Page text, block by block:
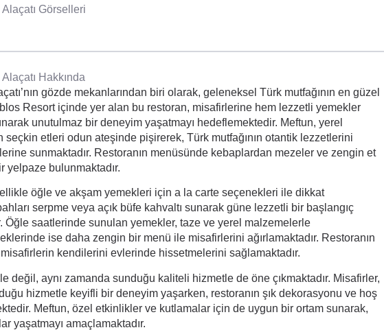
Görselleri
Hakkında
gözde mekanlarından biri olarak, geleneksel Türk mutfağının en güzel
Resort içinde yer alan bu restoran, misafirlerine hem lezzetli yemekler
unutulmaz bir deneyim yaşatmayı hedeflemektedir. Meftun, yerel
etleri odun ateşinde pişirerek, Türk mutfağının otantik lezzetlerini
sunmaktadır. Restoranın menüsünde kebaplardan mezeler ve zengin et
yelpaze bulunmaktadır.
öğle ve akşam yemekleri için a la carte seçenekleri ile dikkat
serpme veya açık büfe kahvaltı sunarak güne lezzetli bir başlangıç
Öğle saatlerinde sunulan yemekler, taze ve yerel malzemelerle
ise daha zengin bir menü ile misafirlerini ağırlamaktadır. Restoranın
kendilerini evlerinde hissetmelerini sağlamaktadır.
değil, aynı zamanda sunduğu kaliteli hizmetle de öne çıkmaktadır. Misafirler,
hizmetle keyifli bir deneyim yaşarken, restoranın şık dekorasyonu ve hoş
Meftun, özel etkinlikler ve kutlamalar için de uygun bir ortam sunarak,
yaşatmayı amaçlamaktadır.